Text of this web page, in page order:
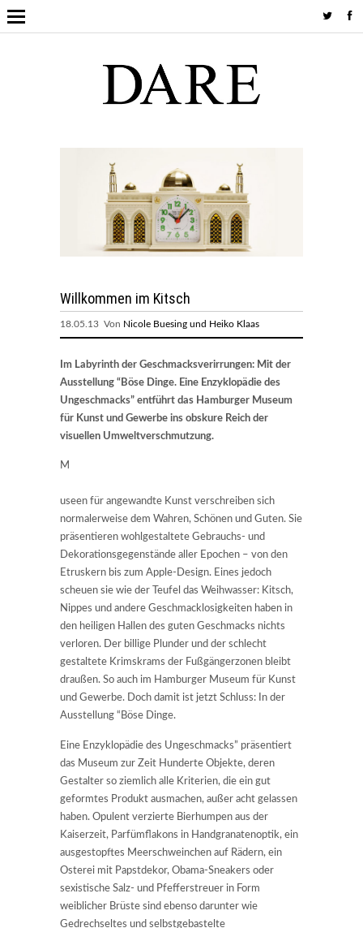
Willkommen im Kitsch
18.05.13 Von Nicole Buesing und Heiko Klaas
Im Labyrinth der Geschmacksverirrungen: Mit der
Ausstellung “Böse Dinge. Eine Enzyklopädie des
Ungeschmacks” entführt das Hamburger Museum
für Kunst und Gewerbe ins obskure Reich der
visuellen Umweltverschmutzung.
M
useen für angewandte Kunst verschreiben sich
normalerweise dem Wahren, Schönen und Guten. Sie
präsentieren wohlgestaltete Gebrauchs- und
Dekorationsgegenstände aller Epochen – von den
Etruskern bis zum Apple-Design. Eines jedoch
scheuen sie wie der Teufel das Weihwasser: Kitsch,
Nippes und andere Geschmacklosigkeiten haben in
den heiligen Hallen des guten Geschmacks nichts
verloren. Der billige Plunder und der schlecht
gestaltete Krimskrams der Fußgängerzonen bleibt
draußen. So auch im Hamburger Museum für Kunst
und Gewerbe. Doch damit ist jetzt Schluss: In der
Ausstellung “Böse Dinge.
Eine Enzyklopädie des Ungeschmacks” präsentiert
das Museum zur Zeit Hunderte Objekte, deren
Gestalter so ziemlich alle Kriterien, die ein gut
geformtes Produkt ausmachen, außer acht gelassen
haben. Opulent verzierte Bierhumpen aus der
Kaiserzeit, Parfümflakons in Handgranatenoptik, ein
ausgestopftes Meerschweinchen auf Rädern, ein
Osterei mit Papstdekor, Obama-Sneakers oder
sexistische Salz- und Pfefferstreuer in Form
weiblicher Brüste sind ebenso darunter wie
Gedrechseltes und selbstgebastelte